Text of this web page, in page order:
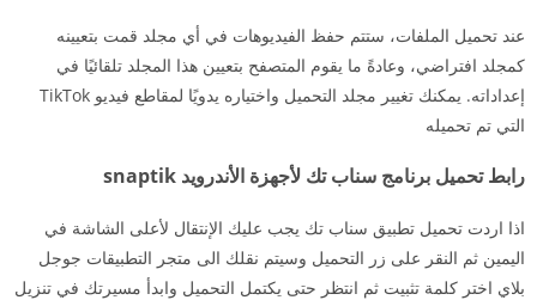
عند تحميل الملفات، ستتم حفظ الفيديوهات في أي مجلد قمت بتعيينه
كمجلد افتراضي، وعادةً ما يقوم المتصفح بتعيين هذا المجلد تلقائيًا في
إعداداته. يمكنك تغيير مجلد التحميل واختياره يدويًا لمقاطع فيديو TikTok
التي تم تحميله
رابط تحميل برنامج سناب تك لأجهزة الأندرويد snaptik
اذا اردت تحميل تطبيق سناب تك يجب عليك الإنتقال لأعلى الشاشة في
اليمين ثم النقر على زر التحميل وسيتم نقلك الى متجر التطبيقات جوجل
بلاي اختر كلمة تثبيت ثم انتظر حتى يكتمل التحميل وابدأ مسيرتك في تنزيل